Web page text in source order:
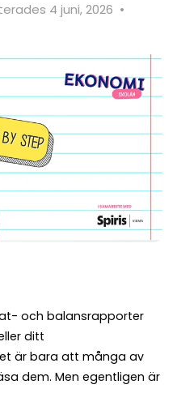
4 juni, 2026 •
och balansrapporter
ditt
är bara att många av
dem. Men egentligen är